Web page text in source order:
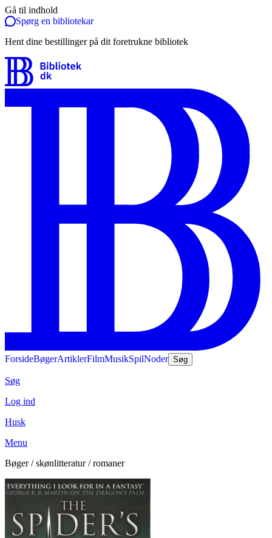
Gå til indhold
Spørg en bibliotekar
Hent dine bestillinger på dit foretrukne bibliotek
ForsideBøgerArtiklerFilmMusikSpilNoder Søg
Søg
Log ind
Husk
Menu
Bøger / skønlitteratur / romaner